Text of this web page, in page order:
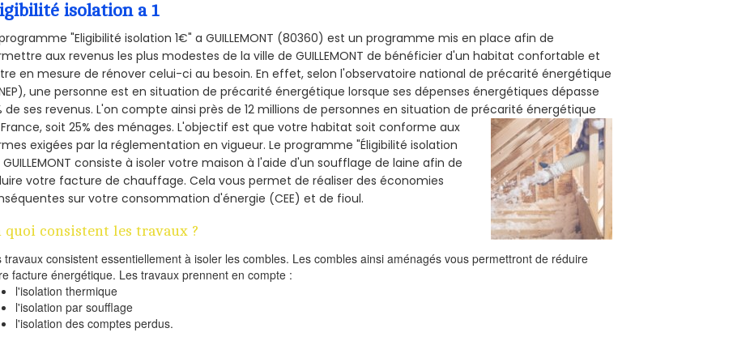
isolation a 1
"Eligibilité isolation 1€" a GUILLEMONT (80360) est un programme mis en place afin de
aux revenus les plus modestes de la ville de GUILLEMONT de bénéficier d'un habitat confortable et
en mesure de rénover celui-ci au besoin. En effet, selon l'observatoire national de précarité énergétique
une personne est en situation de précarité énergétique lorsque ses dépenses énergétiques dépasse
de ses revenus. L'on compte ainsi près de 12 millions de personnes en situation de précarité énergétique
soit 25% des ménages.L'objectif est que votre habitat soit conforme aux
exigées par la réglementation en vigueur. Le programme "Éligibilité isolation
GUILLEMONT consiste à isoler votre maison à l'aide d'un soufflage de laine afin de
votre facture de chauffage. Cela vous permet de réaliser des économies
sur votre consommation d'énergie (CEE) et de fioul.
quoi consistent les travaux ?
travaux consistent essentiellement à isoler les combles. Les combles ainsi aménagés vous permettront de réduire
facture énergétique. Les travaux prennent en compte :
l'isolation thermique
l'isolation par soufflage
l'isolation des comptes perdus.